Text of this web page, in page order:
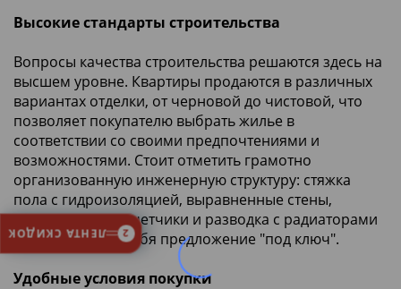
Высокие стандарты строительства
Вопросы качества строительства решаются здесь на
высшем уровне. Квартиры продаются в различных
вариантах отделки, от черновой до чистовой, что
позволяет покупателю выбрать жилье в
соответствии со своими предпочтениями и
возможностями. Стоит отметить грамотно
организованную инженерную структуру: стяжка
пола с гидроизоляцией, выравненные стены,
установленные счетчики и разводка с радиаторами
уже включает в себя предложение "под ключ".
Удобные условия покупки
2
ЛЕНТА СКИДОК